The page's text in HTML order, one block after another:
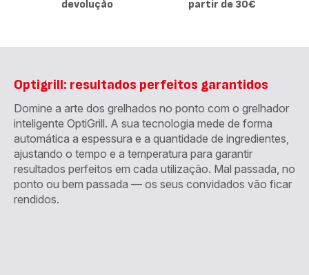
devolução
partir de 30€
Optigrill: resultados perfeitos garantidos
Domine a arte dos grelhados no ponto com o grelhador
inteligente OptiGrill. A sua tecnologia mede de forma
automática a espessura e a quantidade de ingredientes,
ajustando o tempo e a temperatura para garantir
resultados perfeitos em cada utilização. Mal passada, no
ponto ou bem passada — os seus convidados vão ficar
rendidos.